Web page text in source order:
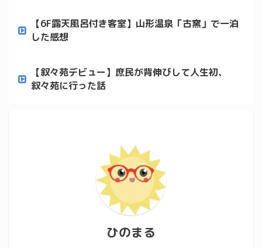
【6F露天風呂付き客室】山形温泉「古窯」で一泊
した感想
【叙々苑デビュー】庶民が背伸びして人生初、
叙々苑に行った話
ひのまる